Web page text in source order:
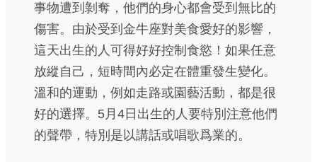
事物遭到剝奪，他們的身心都會受到無比的
傷害。由於受到金牛座對美食愛好的影響，
這天出生的人可得好好控制食慾！如果任意
放縱自己，短時間內必定在體重發生變化。
溫和的運動，例如走路或園藝活動，都是很
好的選擇。5月4日出生的人要特別注意他們
的聲帶，特別是以講話或唱歌爲業的。